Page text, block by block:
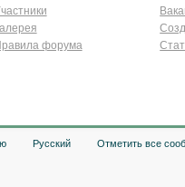
форума
Русский Отметить все